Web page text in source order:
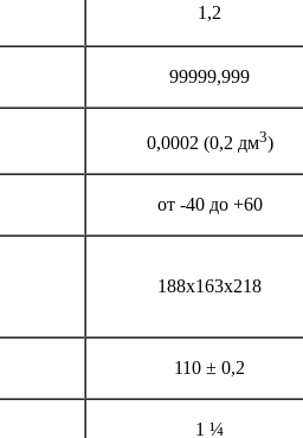
1,2
99999,999
0,0002 (0,2 дм3)
от -40 до +60
188х163х218
110 ± 0,2
1 ¼